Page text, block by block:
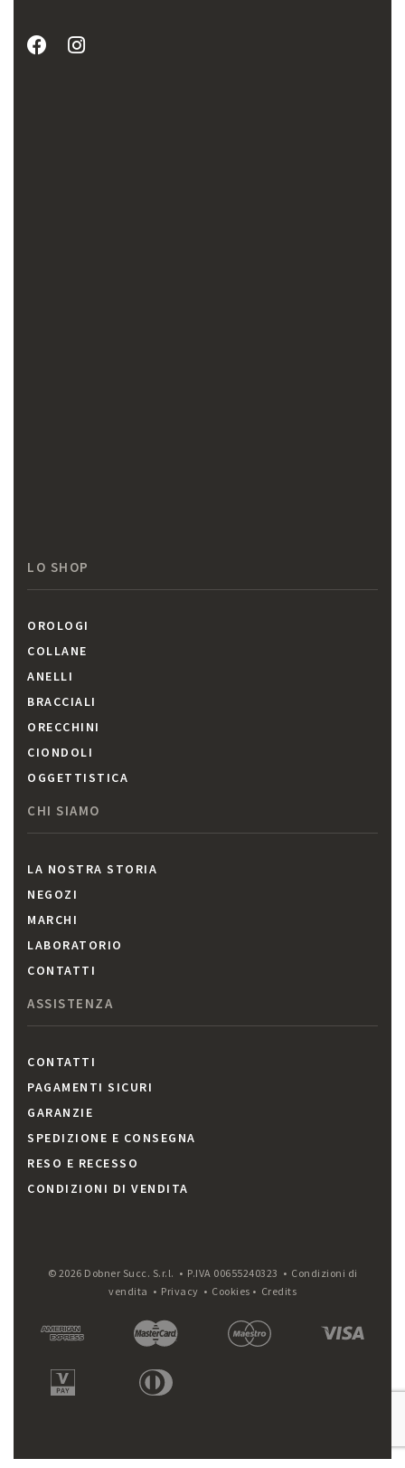
LO SHOP
OROLOGI
COLLANE
ANELLI
BRACCIALI
ORECCHINI
CIONDOLI
OGGETTISTICA
CHI SIAMO
LA NOSTRA STORIA
NEGOZI
MARCHI
LABORATORIO
CONTATTI
ASSISTENZA
CONTATTI
PAGAMENTI SICURI
GARANZIE
SPEDIZIONE E CONSEGNA
RESO E RECESSO
CONDIZIONI DI VENDITA
© 2026 Dobner Succ. S.r.l. • P.IVA 00655240323 • Condizioni di
vendita • Privacy • Cookies • Credits